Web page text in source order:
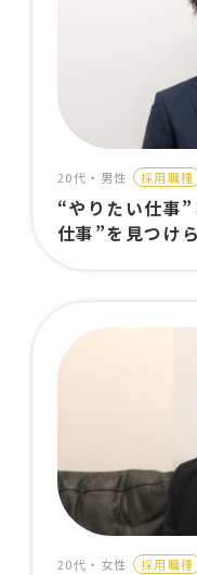
20代・男性 採用職種
“やりたい仕事
仕事”を見つけ
20代・女性 採用職種